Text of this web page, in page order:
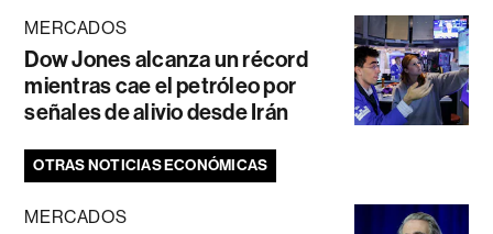
MERCADOS
Dow Jones alcanza un récord
mientras cae el petróleo por
señales de alivio desde Irán
OTRAS NOTICIAS ECONÓMICAS
MERCADOS